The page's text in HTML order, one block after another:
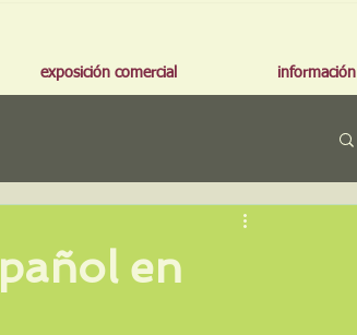
exposición comercial información
en